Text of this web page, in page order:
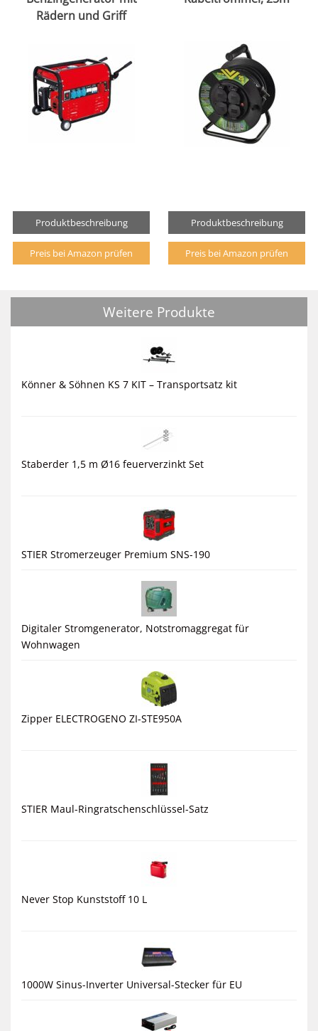
Rädern und Griff
Produktbeschreibung
Preis bei Amazon prüfen
Produktbeschreibung
Preis bei Amazon prüfen
Weitere Produkte
Könner & Söhnen KS 7 KIT – Transportsatz kit
Staberder 1,5 m Ø16 feuerverzinkt Set
STIER Stromerzeuger Premium SNS-190
Digitaler Stromgenerator, Notstromaggregat für
Wohnwagen
Zipper ELECTROGENO ZI-STE950A
STIER Maul-Ringratschenschlüssel-Satz
Never Stop Kunststoff 10 L
1000W Sinus-Inverter Universal-Stecker für EU